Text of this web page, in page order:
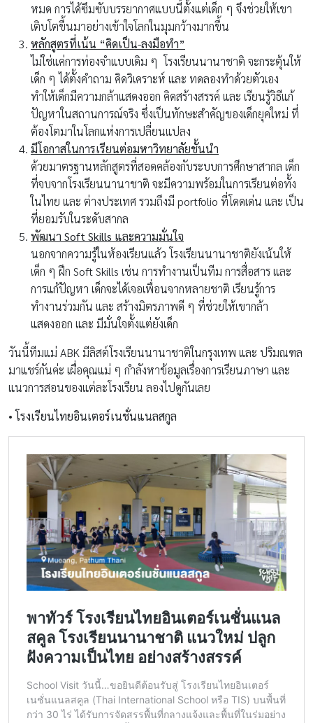
หมด การได้ซึมซับบรรยากาศแบบนี้ตั้งแต่เด็ก ๆ จึงช่วยให้เขา
เติบโตขึ้นมาอย่างเข้าใจโลกในมุมกว้างมากขึ้น
หลักสูตรที่เน้น “คิดเป็น-ลงมือทำ”
ไม่ใช่แค่การท่องจำแบบเดิม ๆ โรงเรียนนานาชาติ จะกระตุ้นให้
เด็ก ๆ ได้ตั้งคำถาม คิดวิเคราะห์ และ ทดลองทำด้วยตัวเอง
ทำให้เด็กมีความกล้าแสดงออก คิดสร้างสรรค์ และ เรียนรู้วิธีแก้
ปัญหาในสถานการณ์จริง ซึ่งเป็นทักษะสำคัญของเด็กยุคใหม่ ที่
ต้องโตมาในโลกแห่งการเปลี่ยนแปลง
มีโอกาสในการเรียนต่อมหาวิทยาลัยชั้นนำ
ด้วยมาตรฐานหลักสูตรที่สอดคล้องกับระบบการศึกษาสากล เด็ก
ที่จบจากโรงเรียนนานาชาติ จะมีความพร้อมในการเรียนต่อทั้ง
ในไทย และ ต่างประเทศ รวมถึงมี portfolio ที่โดดเด่น และ เป็น
ที่ยอมรับในระดับสากล
พัฒนา Soft Skills และความมั่นใจ
นอกจากความรู้ในห้องเรียนแล้ว โรงเรียนนานาชาติยังเน้นให้
เด็ก ๆ ฝึก Soft Skills เช่น การทำงานเป็นทีม การสื่อสาร และ
การแก้ปัญหา เด็กจะได้เจอเพื่อนจากหลายชาติ เรียนรู้การ
ทำงานร่วมกัน และ สร้างมิตรภาพดี ๆ ที่ช่วยให้เขากล้า
แสดงออก และ มีมั่นใจตั้งแต่ยังเด็ก
วันนี้ทีมแม่ ABK มีลิสต์โรงเรียนนานาชาติในกรุงเทพ และ ปริมณฑล
มาแชร์กันค่ะ เผื่อคุณแม่ ๆ กำลังหาข้อมูลเรื่องการเรียนภาษา และ
แนวการสอนของแต่ละโรงเรียน ลองไปดูกันเลย
•โรงเรียนไทยอินเตอร์เนชั่นแนลสกูล